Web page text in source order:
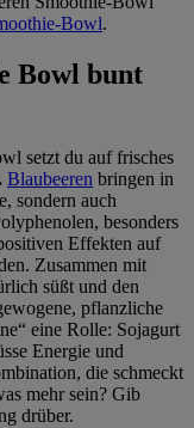
Bowl.
Bowl bunt
setzt du auf frisches
Blaubeeren bringen in
sondern auch
besonders
Effekten auf
Zusammen mit
süßt und den
pflanzliche
eine Rolle: Sojagurt
Energie und
die schmeckt
mehr sein? Gib
drüber.